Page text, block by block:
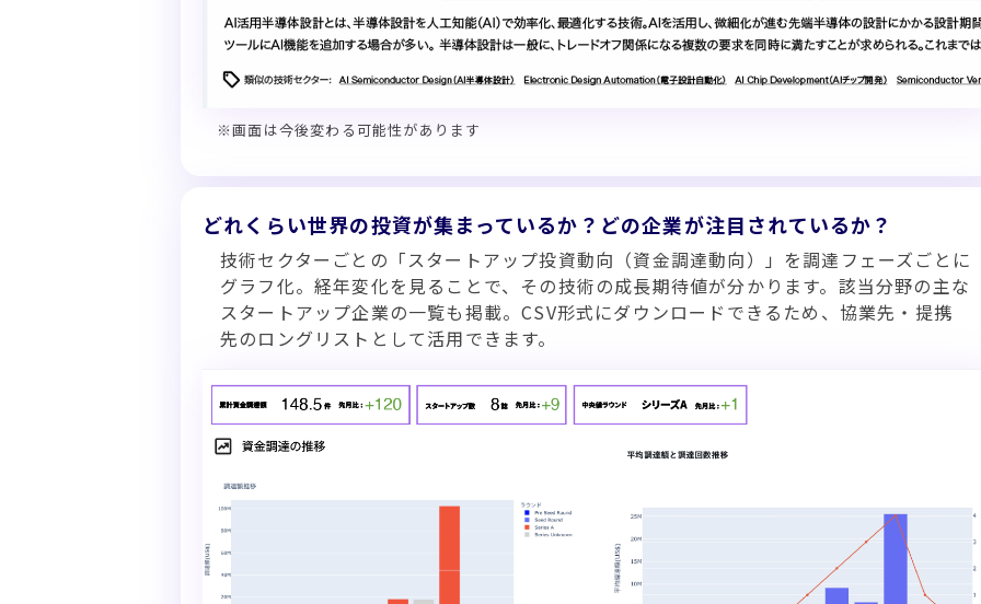
※画面は今後変わる可能性があります
どれくらい世界の投資が集まっているか？どの企業が注目されているか？
技術セクターごとの「スタートアップ投資動向（資金調達動向）」を調達フェーズごとに
グラフ化。経年変化を見ることで、その技術の成長期待値が分かります。該当分野の主な
スタートアップ企業の一覧も掲載。CSV形式にダウンロードできるため、協業先・提携
先のロングリストとして活用できます。